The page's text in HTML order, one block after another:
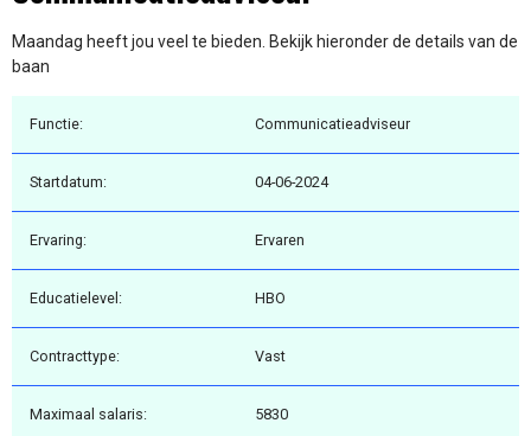
Maandag heeft jou veel te bieden. Bekijk hieronder de details van de
baan
Functie: Communicatieadviseur
Startdatum: 04-06-2024
Ervaring: Ervaren
Educatielevel: HBO
Contracttype: Vast
Maximaal salaris: 5830